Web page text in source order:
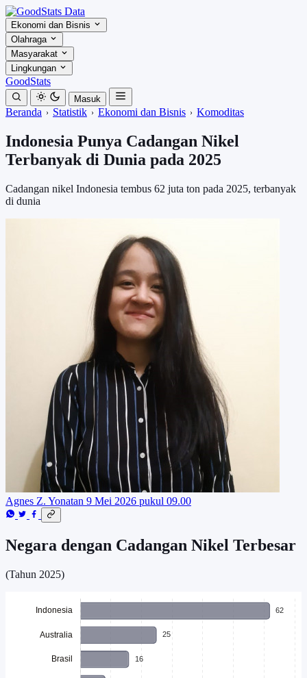
Ekonomi dan Bisnis
Olahraga
Masyarakat
Lingkungan
GoodStats
Masuk
Beranda Statistik Ekonomi dan Bisnis Komoditas
Indonesia Punya Cadangan Nikel
Terbanyak di Dunia pada 2025
Cadangan nikel Indonesia tembus 62 juta ton pada 2025, terbanyak
di dunia
Agnes Z. Yonatan 9 Mei 2026 pukul 09.00
Negara dengan Cadangan Nikel Terbesar
(Tahun 2025)